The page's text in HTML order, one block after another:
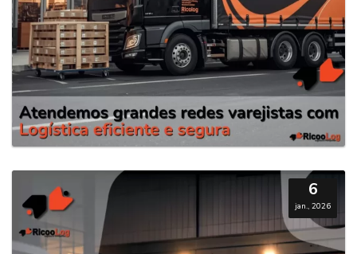
6
jan., 2026